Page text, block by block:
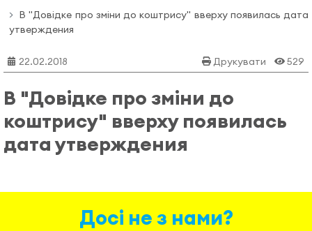
Можливості
Ціни
Про нас
Допомога
В "Довідке про зміни до коштрису" вверху появилась дата
утверждения
22.02.2018 Друкувати 529
В "Довідке про зміни до
коштрису" вверху появилась
дата утверждения
Досі не з нами?